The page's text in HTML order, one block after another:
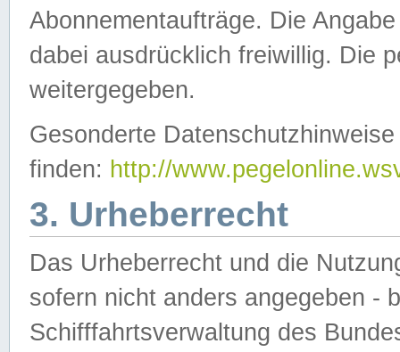
Abonnementaufträge. Die
dabei ausdrücklich freiwillig. Die
weitergegeben.
Gesonderte
finden: http://
3. Urheberrecht
Das Urheberrecht und die
sofern nicht anders angegeben -
Schifffahrtsverwaltung des